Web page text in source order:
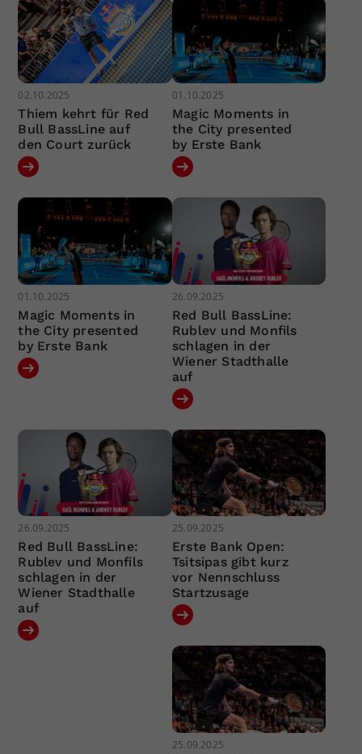
02.10.2025
Thiem kehrt für Red
Bull BassLine auf
den Court zurück
01.10.2025
Magic Moments in
the City presented
by Erste Bank
01.10.2025
Magic Moments in
the City presented
by Erste Bank
26.09.2025
Red Bull BassLine:
Rublev und Monfils
schlagen in der
Wiener Stadthalle
auf
26.09.2025
Red Bull BassLine:
Rublev und Monfils
schlagen in der
Wiener Stadthalle
auf
25.09.2025
Erste Bank Open:
Tsitsipas gibt kurz
vor Nennschluss
Startzusage
25.09.2025